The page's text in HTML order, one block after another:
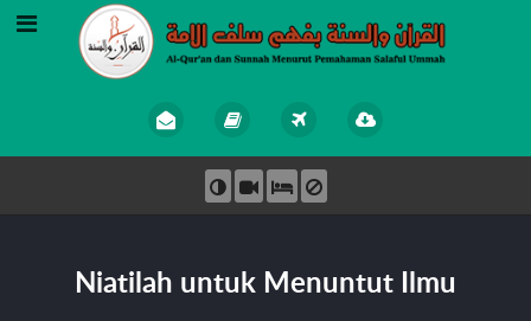
Niatilah untuk Menuntut Ilmu